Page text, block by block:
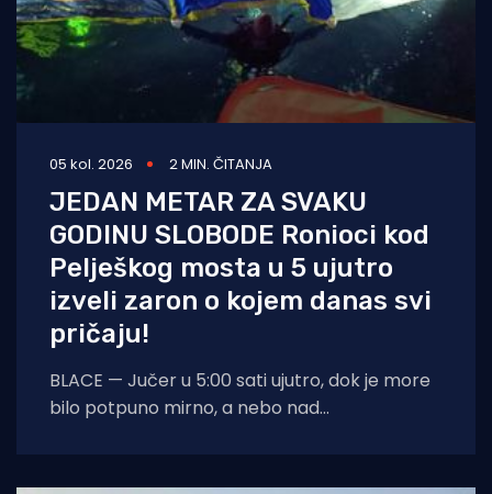
05 kol. 2026 2 MIN. ČITANJA
JEDAN METAR ZA SVAKU
GODINU SLOBODE Ronioci kod
Pelješkog mosta u 5 ujutro
izveli zaron o kojem danas svi
pričaju!
BLACE — Jučer u 5:00 sati ujutro, dok je more
bilo potpuno mirno, a nebo nad